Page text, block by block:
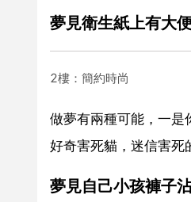
夢見衛生紙上有大
2樓：簡約時尚
做夢有兩種可能，一是
好奇害死貓，迷信害死
夢見自己小孩褲子